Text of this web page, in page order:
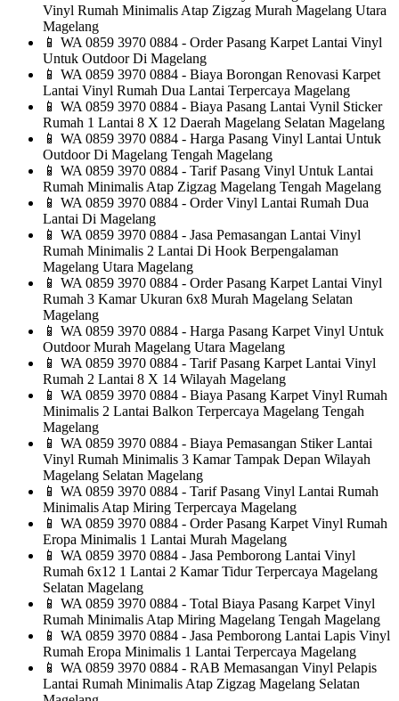
Vinyl Rumah Minimalis Atap Zigzag Murah Magelang Utara
Magelang
📱 WA 0859 3970 0884 - Order Pasang Karpet Lantai Vinyl
Untuk Outdoor Di Magelang
📱 WA 0859 3970 0884 - Biaya Borongan Renovasi Karpet
Lantai Vinyl Rumah Dua Lantai Terpercaya Magelang
📱 WA 0859 3970 0884 - Biaya Pasang Lantai Vynil Sticker
Rumah 1 Lantai 8 X 12 Daerah Magelang Selatan Magelang
📱 WA 0859 3970 0884 - Harga Pasang Vinyl Lantai Untuk
Outdoor Di Magelang Tengah Magelang
📱 WA 0859 3970 0884 - Tarif Pasang Vinyl Untuk Lantai
Rumah Minimalis Atap Zigzag Magelang Tengah Magelang
📱 WA 0859 3970 0884 - Order Vinyl Lantai Rumah Dua
Lantai Di Magelang
📱 WA 0859 3970 0884 - Jasa Pemasangan Lantai Vinyl
Rumah Minimalis 2 Lantai Di Hook Berpengalaman
Magelang Utara Magelang
📱 WA 0859 3970 0884 - Order Pasang Karpet Lantai Vinyl
Rumah 3 Kamar Ukuran 6x8 Murah Magelang Selatan
Magelang
📱 WA 0859 3970 0884 - Harga Pasang Karpet Vinyl Untuk
Outdoor Murah Magelang Utara Magelang
📱 WA 0859 3970 0884 - Tarif Pasang Karpet Lantai Vinyl
Rumah 2 Lantai 8 X 14 Wilayah Magelang
📱 WA 0859 3970 0884 - Biaya Pasang Karpet Vinyl Rumah
Minimalis 2 Lantai Balkon Terpercaya Magelang Tengah
Magelang
📱 WA 0859 3970 0884 - Biaya Pemasangan Stiker Lantai
Vinyl Rumah Minimalis 3 Kamar Tampak Depan Wilayah
Magelang Selatan Magelang
📱 WA 0859 3970 0884 - Tarif Pasang Vinyl Lantai Rumah
Minimalis Atap Miring Terpercaya Magelang
📱 WA 0859 3970 0884 - Order Pasang Karpet Vinyl Rumah
Eropa Minimalis 1 Lantai Murah Magelang
📱 WA 0859 3970 0884 - Jasa Pemborong Lantai Vinyl
Rumah 6x12 1 Lantai 2 Kamar Tidur Terpercaya Magelang
Selatan Magelang
📱 WA 0859 3970 0884 - Total Biaya Pasang Karpet Vinyl
Rumah Minimalis Atap Miring Magelang Tengah Magelang
📱 WA 0859 3970 0884 - Jasa Pemborong Lantai Lapis Vinyl
Rumah Eropa Minimalis 1 Lantai Terpercaya Magelang
📱 WA 0859 3970 0884 - RAB Memasangan Vinyl Pelapis
Lantai Rumah Minimalis Atap Zigzag Magelang Selatan